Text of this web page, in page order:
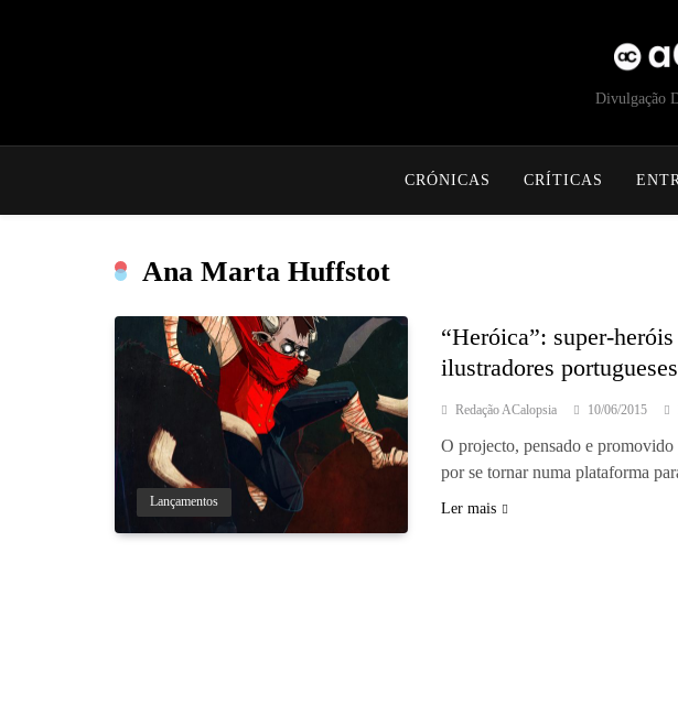
acalopsia
Divulgação
CRÓNICAS CRÍTICAS
Ana Marta Huffstot
Lançamentos
“Heróica”: super-
ilustradores portugueses
Redação ACalopsia 10/06/2015
O projecto, pensado e
por se tornar numa plataforma
Ler mais